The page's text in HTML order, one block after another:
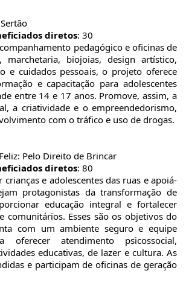
diretos: 30
pedagógico e oficinas de
marchetaria, biojoias, design artístico,
e cuidados pessoais, o projeto oferece
e capacitação para adolescentes
entre 14 e 17 anos. Promove, assim, a
a criatividade e o empreendedorismo,
com o tráfico e uso de drogas.
Pelo Direito de Brincar
diretos: 80
crianças e adolescentes das ruas e apoiá-
protagonistas da transformação de
educação integral e fortalecer
comunitários. Esses são os objetivos do
com um ambiente seguro e equipe
oferecer atendimento psicossocial,
educativas, de lazer e cultura. As
e participam de oficinas de geração